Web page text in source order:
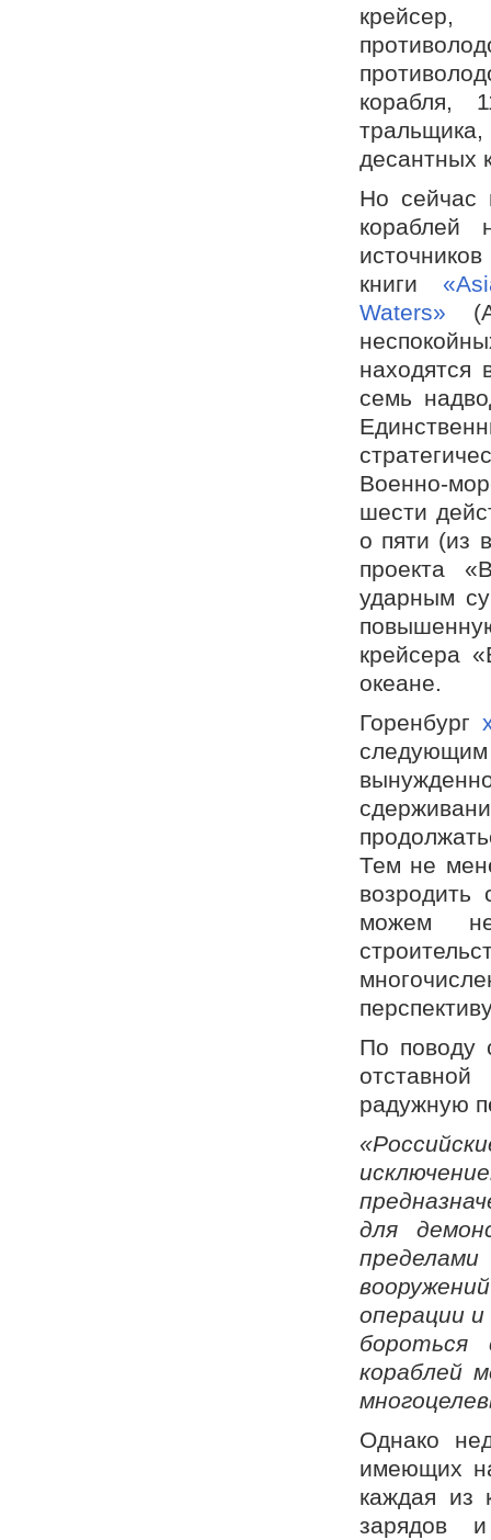
корабля,
десантных
Но сейчас
книги
Waters»
находятся
семь
Военно-
шести
о пяти (из
проекта
ударным
крейсера
океане.
Горенбург
Тем не
можем
По поводу
радужную
для
операции
бороться
кораблей
Однако
имеющих
каждая из
зарядов и